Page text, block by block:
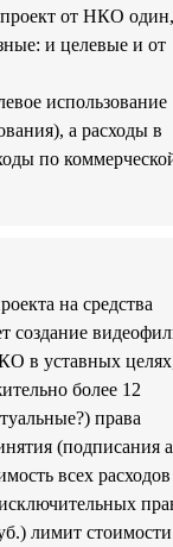
проект от НКО
и целевые и от
использование
а расходы в
по
на средства
создание
в уставных
более 12
права
(подписания
всех
лимит стоимости